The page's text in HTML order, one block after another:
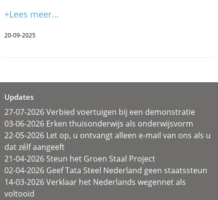
+Lees meer...
20-09-2025
Updates
27-07-2026 Verbied voertuigen bij een demonstratie
03-06-2026 Erken thuisonderwijs als onderwijsvorm
22-05-2026 Let op, u ontvangt alleen e-mail van ons als u
dat zélf aangeeft
21-04-2026 Steun het Groen Staal Project
02-04-2026 Geef Tata Steel Nederland geen staatssteun
14-03-2026 Verklaar het Nederlands wegennet als
voltooid